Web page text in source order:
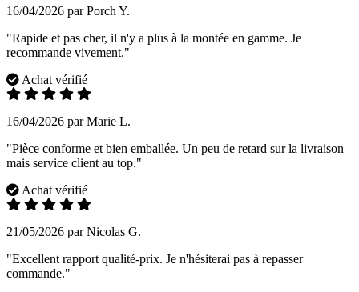
16/04/2026 par Porch Y.
"Rapide et pas cher, il n'y a plus à la montée en gamme. Je
recommande vivement."
Achat vérifié
16/04/2026 par Marie L.
"Pièce conforme et bien emballée. Un peu de retard sur la livraison
mais service client au top."
Achat vérifié
21/05/2026 par Nicolas G.
"Excellent rapport qualité-prix. Je n'hésiterai pas à repasser
commande."